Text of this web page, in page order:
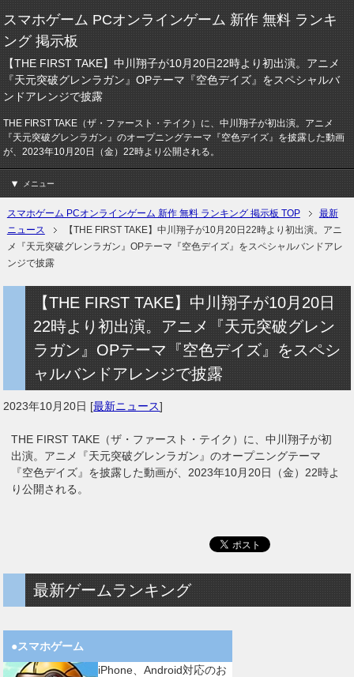
スマホゲーム PCオンラインゲーム 新作 無料 ランキ
ング 掲示板
【THE FIRST TAKE】中川翔子が10月20日22時より初出演。アニメ
『天元突破グレンラガン』OPテーマ『空色デイズ』をスペシャルバ
ンドアレンジで披露
THE FIRST TAKE（ザ・ファースト・テイク）に、中川翔子が初出演。アニメ
『天元突破グレンラガン』のオープニングテーマ『空色デイズ』を披露した動画
が、2023年10月20日（金）22時より公開される。
メニュー
スマホゲーム PCオンラインゲーム 新作 無料 ランキング 掲示板 TOP
最新
ニュース
【THE FIRST TAKE】中川翔子が10月20日22時より初出演。アニ
メ『天元突破グレンラガン』OPテーマ『空色デイズ』をスペシャルバンドアレ
ンジで披露
【THE FIRST TAKE】中川翔子が10月20日
22時より初出演。アニメ『天元突破グレン
ラガン』OPテーマ『空色デイズ』をスペシ
ャルバンドアレンジで披露
2023年10月20日 [最新ニュース]
THE FIRST TAKE（ザ・ファースト・テイク）に、中川翔子が初
出演。アニメ『天元突破グレンラガン』のオープニングテーマ
『空色デイズ』を披露した動画が、2023年10月20日（金）22時よ
り公開される。
最新ゲームランキング
●スマホゲーム
iPhone、Android対応のお